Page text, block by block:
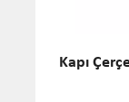
Çin'de